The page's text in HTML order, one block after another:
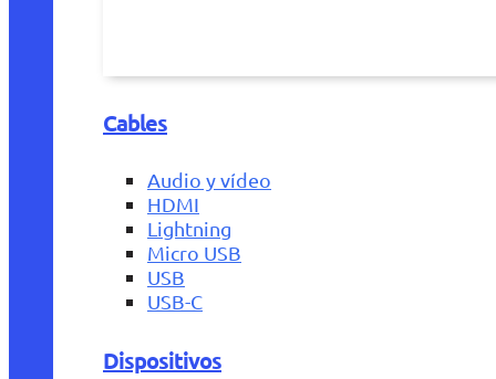
Cables
Audio y vídeo
HDMI
Lightning
Micro USB
USB
USB-C
Dispositivos